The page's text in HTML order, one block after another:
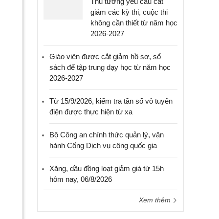
giảm các kỳ thi, cuộc thi
không cần thiết từ năm học
2026-2027
Giáo viên được cắt giảm hồ sơ, sổ
sách để tập trung dạy học từ năm học
2026-2027
Từ 15/9/2026, kiểm tra tần số vô tuyến
điện được thực hiện từ xa
Bộ Công an chính thức quản lý, vận
hành Cổng Dịch vụ công quốc gia
Xăng, dầu đồng loạt giảm giá từ 15h
hôm nay, 06/8/2026
Xem thêm